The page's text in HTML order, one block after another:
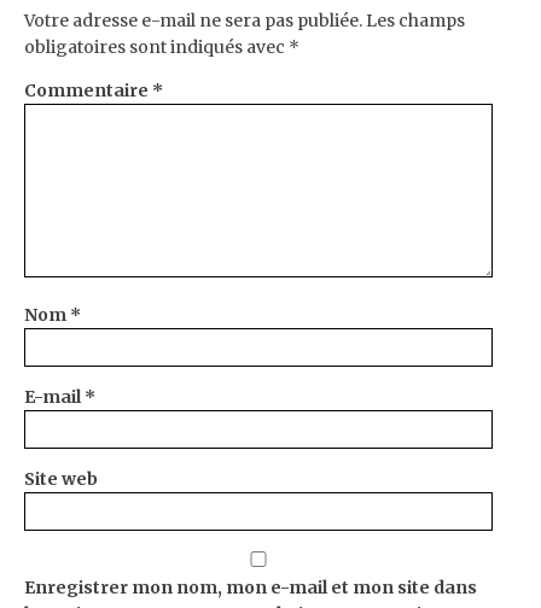
Votre adresse e-mail ne sera pas publiée. Les champs
obligatoires sont indiqués avec *
Commentaire *
Nom *
E-mail*
Site web
Enregistrer mon nom, mon e-mail et mon site dans